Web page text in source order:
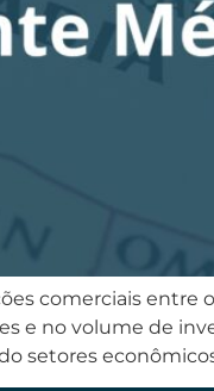
comerciais
e no volume de
setores